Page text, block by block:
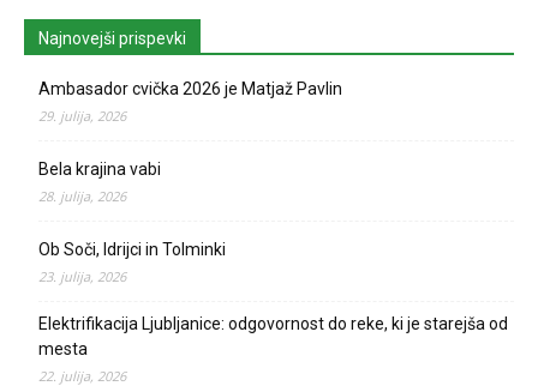
Najnovejši prispevki
Ambasador cvička 2026 je Matjaž Pavlin
29. julija, 2026
Bela krajina vabi
28. julija, 2026
Ob Soči, Idrijci in Tolminki
23. julija, 2026
Elektrifikacija Ljubljanice: odgovornost do reke, ki je starejša od
mesta
22. julija, 2026